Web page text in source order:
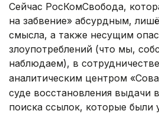
Сейчас РосКомСвобода,
на забвение» абсурдным,
смысла, а также несущим
злоупотреблений (что мы,
наблюдаем), в
аналитическим центром
суде восстановления выдачи
поиска ссылок, которые были